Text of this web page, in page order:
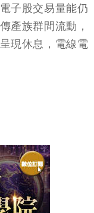
子股交易量能仍
產族群間流動，
現休息，電線電